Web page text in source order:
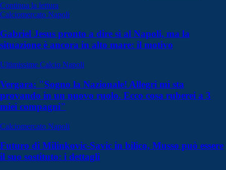
Continua la lettura
Calciomercato Napoli
Gabriel Jesus pronto a dire sì al Napoli, ma la
situazione è ancora in alto mare: il motivo
Ultimissime Calcio Napoli
Vergara: "Sogno la Nazionale! Allegri mi sta
provando in un nuovo ruolo. Ecco cosa ruberei a 3
miei compagni"
Calciomercato Napoli
Futuro di Milinkovic-Savic in bilico, Musso può essere
il suo sostituto: i dettagli